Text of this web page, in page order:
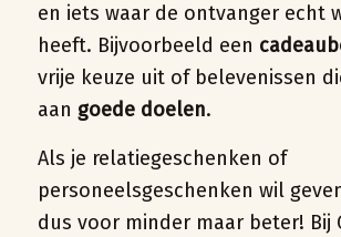
en iets waar de ontvanger echt
heeft. Bijvoorbeeld een
vrije keuze uit of belevenissen
aan goede doelen.
Als je relatiegeschenken of
personeelsgeschenken wil
dus voor minder maar beter! Bij